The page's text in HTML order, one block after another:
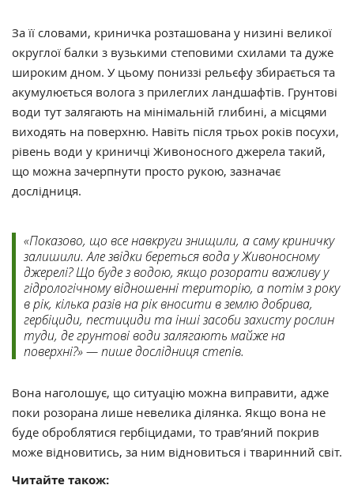
За її словами, криничка розташована у низині великої
округлої балки з вузькими степовими схилами та дуже
широким дном. У цьому пониззі рельєфу збирається та
акумулюється волога з прилеглих ландшафтів. Грунтові
води тут залягають на мінімальній глибині, а місцями
виходять на поверхню. Навіть після трьох років посухи,
рівень води у криничці Живоносного джерела такий,
що можна зачерпнути просто рукою, зазначає
дослідниця.
«Показово, що все навкруги знищили, а саму криничку
залишили. Але звідки береться вода у Живоносному
джерелі? Що буде з водою, якщо розорати важливу у
гідрологічному відношенні територію, а потім з року
в рік, кілька разів на рік вносити в землю добрива,
гербіциди, пестициди та інші засоби захисту рослин
туди, де грунтові води залягають майже на
поверхні?» — пише дослідниця степів.
Вона наголошує, що ситуацію можна виправити, адже
поки розорана лише невелика ділянка. Якщо вона не
буде оброблятися гербіцидами, то трав’яний покрив
може відновитись, за ним відновиться і тваринний світ.
Читайте також: